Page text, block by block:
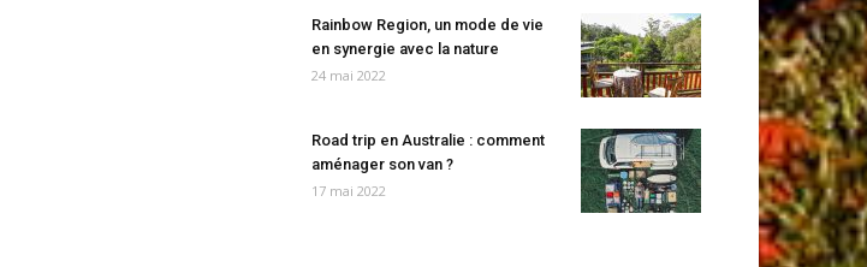
Rainbow Region, un mode de vie
en synergie avec la nature
24 mai 2022
Road trip en Australie : comment
aménager son van ?
17 mai 2022